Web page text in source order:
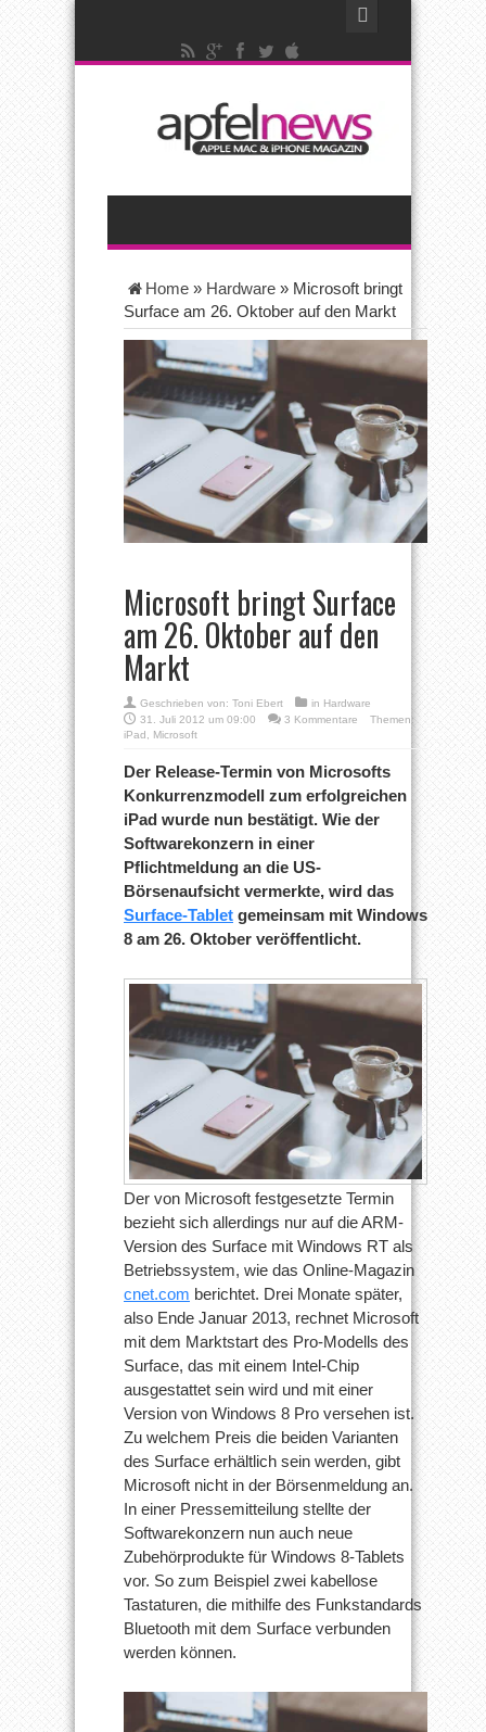
Home » Hardware » Microsoft bringt
Surface am 26. Oktober auf den Markt
Microsoft bringt Surface
am 26. Oktober auf den
Markt
Geschrieben von: Toni Ebert in Hardware
31. Juli 2012 um 09:00
3 Kommentare
Themen:
iPad
Microsoft
Der Release-Termin von Microsofts
Konkurrenzmodell zum erfolgreichen
iPad wurde nun bestätigt. Wie der
Softwarekonzern in einer
Pflichtmeldung an die US-
Börsenaufsicht vermerkte, wird das
Surface-Tablet gemeinsam mit Windows
8 am 26. Oktober veröffentlicht.
Der von Microsoft festgesetzte Termin
bezieht sich allerdings nur auf die ARM-
Version des Surface mit Windows RT als
Betriebssystem, wie das Online-Magazin
cnet.com berichtet. Drei Monate später,
also Ende Januar 2013, rechnet Microsoft
mit dem Marktstart des Pro-Modells des
Surface, das mit einem Intel-Chip
ausgestattet sein wird und mit einer
Version von Windows 8 Pro versehen ist.
Zu welchem Preis die beiden Varianten
des Surface erhältlich sein werden, gibt
Microsoft nicht in der Börsenmeldung an.
In einer Pressemitteilung stellte der
Softwarekonzern nun auch neue
Zubehörprodukte für Windows 8-Tablets
vor. So zum Beispiel zwei kabellose
Tastaturen, die mithilfe des Funkstandards
Bluetooth mit dem Surface verbunden
werden können.